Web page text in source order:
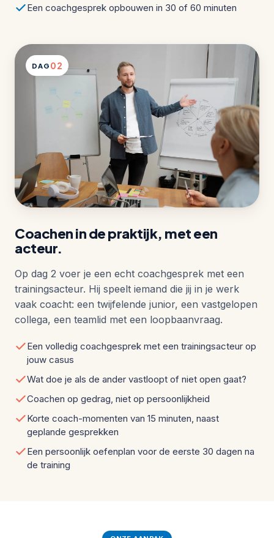
Een coachgesprek opbouwen in 30 of 60 minuten
DAG 02
Coachen in de praktijk, met een
acteur.
Op dag 2 voer je een echt coachgesprek met een
trainingsacteur. Hij speelt iemand die jij in je werk
vaak coacht: een twijfelende junior, een vastgelopen
collega, een teamlid met een loopbaanvraag.
Een volledig coachgesprek met een trainingsacteur op
jouw casus
Wat doe je als de ander vastloopt of niet open gaat?
Coachen op gedrag, niet op persoonlijkheid
Korte coach-momenten van 15 minuten, naast
geplande gesprekken
Een persoonlijk oefenplan voor de eerste 30 dagen na
de training